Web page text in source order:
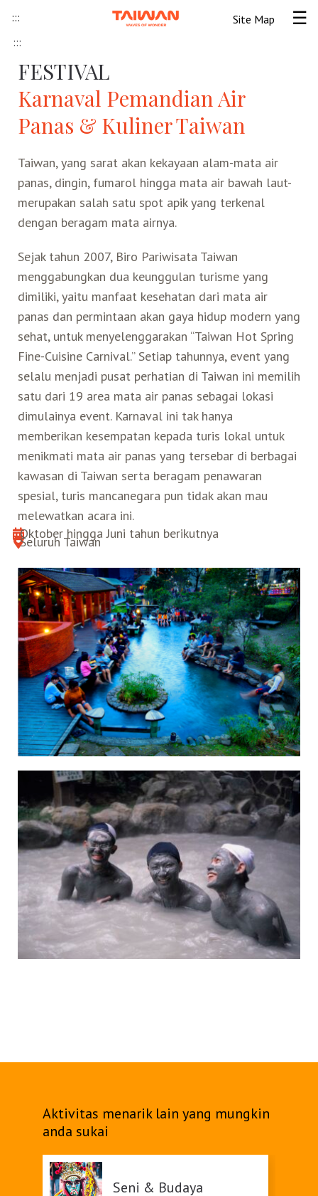
::: Site Map
Informasi Umum
Tips Wisata Taiwan
Berita & Peristiwa
Peta Panduan
FAQ
Agen Perjalanan
Pendahuluan Taiwan
Ide Liburan
Asosiasi Pariwisata
Wisata Pegunungan
Mata Air Panas
LOHAS
Ekowisata
Budaya & Warisan
Wisata Senior
Wisata Yang Dapat Diakses
Belanja
Pasar Malam
Kunjungan
Wisata Bermalam
Tur Bis Wisata
Wisata Alam – Scenic Spot
Taiwan Tips
Seni Budaya Lokal
Festival
Seni Budaya
Kerajinan Tangan
Teh Kelas Dunia
Destinasi Pilihan
Transportasi
Kereta Api
Bis
U-Bike
Mobil
Atraksi Taiwan Bagian Utara
Atraksi Taiwan Bagian Timur
Atraksi Taiwan Bagian Tengah
Atraksi Taiwan Bagian Selatan
Atraksi Kepulauan di Pesisir Pantai
Taiwan Ramah Muslim
Hidangan Gourmet
Search for:
:::
FESTIVAL
Karnaval Pemandian Air
Panas & Kuliner Taiwan
Taiwan, yang sarat akan kekayaan alam-mata air
panas, dingin, fumarol hingga mata air bawah laut-
merupakan salah satu spot apik yang terkenal
dengan beragam mata airnya.
Sejak tahun 2007, Biro Pariwisata Taiwan
menggabungkan dua keunggulan turisme yang
dimiliki, yaitu manfaat kesehatan dari mata air
panas dan permintaan akan gaya hidup modern yang
sehat, untuk menyelenggarakan “Taiwan Hot Spring
Fine-Cuisine Carnival.” Setiap tahunnya, event yang
selalu menjadi pusat perhatian di Taiwan ini memilih
satu dari 19 area mata air panas sebagai lokasi
dimulainya event. Karnaval ini tak hanya
memberikan kesempatan kepada turis lokal untuk
menikmati mata air panas yang tersebar di berbagai
kawasan di Taiwan serta beragam penawaran
spesial, turis mancanegara pun tidak akan mau
melewatkan acara ini.
Oktober hingga Juni tahun berikutnya
Seluruh Taiwan
Aktivitas menarik lain yang mungkin
anda sukai
Seni & Budaya